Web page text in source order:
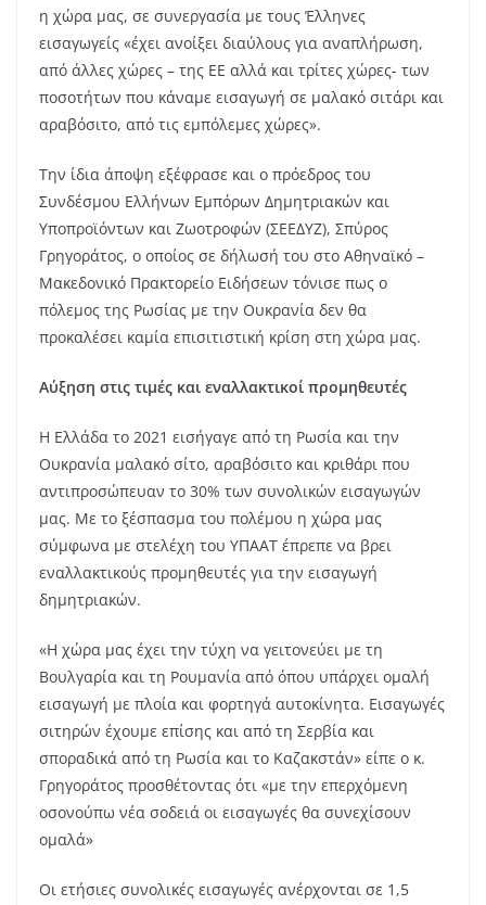
η χώρα μας, σε συνεργασία με τους Έλληνες
εισαγωγείς «έχει ανοίξει διαύλους για αναπλήρωση,
από άλλες χώρες – της ΕΕ αλλά και τρίτες χώρες- των
ποσοτήτων που κάναμε εισαγωγή σε μαλακό σιτάρι και
αραβόσιτο, από τις εμπόλεμες χώρες».
Την ίδια άποψη εξέφρασε και ο πρόεδρος του
Συνδέσμου Ελλήνων Εμπόρων Δημητριακών και
Υποπροϊόντων και Ζωοτροφών (ΣΕΕΔΥΖ), Σπύρος
Γρηγοράτος, ο οποίος σε δήλωσή του στο Αθηναϊκό –
Μακεδονικό Πρακτορείο Ειδήσεων τόνισε πως ο
πόλεμος της Ρωσίας με την Ουκρανία δεν θα
προκαλέσει καμία επισιτιστική κρίση στη χώρα μας.
Αύξηση στις τιμές και εναλλακτικοί προμηθευτές
Η Ελλάδα το 2021 εισήγαγε από τη Ρωσία και την
Ουκρανία μαλακό σίτο, αραβόσιτο και κριθάρι που
αντιπροσώπευαν το 30% των συνολικών εισαγωγών
μας. Με το ξέσπασμα του πολέμου η χώρα μας
σύμφωνα με στελέχη του ΥΠΑΑΤ έπρεπε να βρει
εναλλακτικούς προμηθευτές για την εισαγωγή
δημητριακών.
«Η χώρα μας έχει την τύχη να γειτονεύει με τη
Βουλγαρία και τη Ρουμανία από όπου υπάρχει ομαλή
εισαγωγή με πλοία και φορτηγά αυτοκίνητα. Εισαγωγές
σιτηρών έχουμε επίσης και από τη Σερβία και
σποραδικά από τη Ρωσία και το Καζακστάν» είπε ο κ.
Γρηγοράτος προσθέτοντας ότι «με την επερχόμενη
οσονούπω νέα σοδειά οι εισαγωγές θα συνεχίσουν
ομαλά»
Οι ετήσιες συνολικές εισαγωγές ανέρχονται σε 1,5